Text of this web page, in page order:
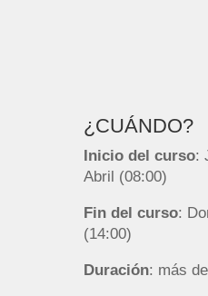
¿CUÁNDO?
Inicio del curso:
Abril (08:00)
Fin del curso:
(14:00)
Duración: más